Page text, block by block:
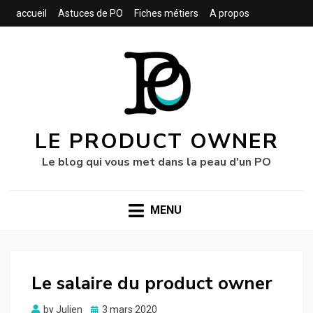
accueil Astuces de PO Fiches métiers A propos
LE PRODUCT OWNER
Le blog qui vous met dans la peau d'un PO
MENU
Le salaire du product owner
byJulien Posted
3 mars 2020